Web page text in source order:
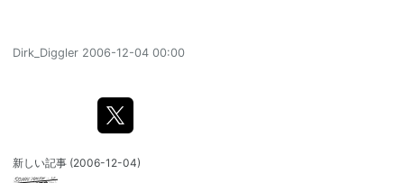
Dirk_Diggler 2006-12-04 00:00
新しい記事 (2006-12-04)